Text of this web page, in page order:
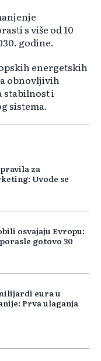
s više od 10
godine.
energetskih
obnovljivih
stabilnost i
sistema.
za
Uvode se
osvajaju Evropu:
gotovo 30
eura u
Prva ulaganja